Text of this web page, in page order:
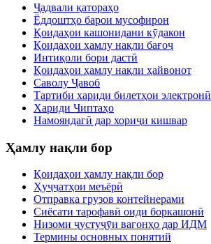
Ҷадвали қатораҳо
Ёддоштҳо барои мусофирон
Қоидаҳои кашонидани кӯдакон
Қоидаҳои ҳамлу нақли бағоҷ
Интиқоли бори дастӣ
Қоидаҳои ҳамлу нақли ҳайвонот
Саволу Ҷавоб
Тартиби хариди билетҳои электронӣ
Хариди Чиптаҳо
Намояндагӣ дар хориҷи кишвар
Ҳамлу нақли бор
Қоидаҳои ҳамлу нақли бор
Ҳуҷҷатҳои меъёрӣ
Отправка грузов контейнерами
Сиёсати тарофавӣ оиди боркашонӣ
Низоми ҷустуҷӯи вагонҳо дар ИДМ
Термины основных понятий